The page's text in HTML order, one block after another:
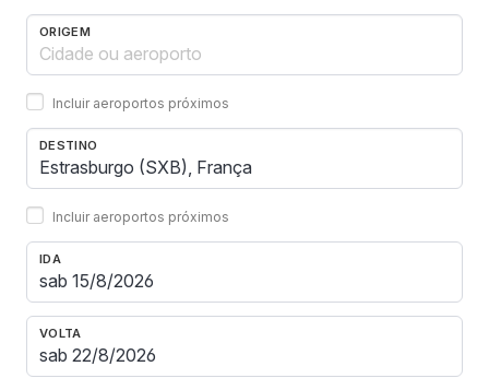
ORIGEM
Incluir aeroportos próximos
DESTINO
Incluir aeroportos próximos
IDA
VOLTA